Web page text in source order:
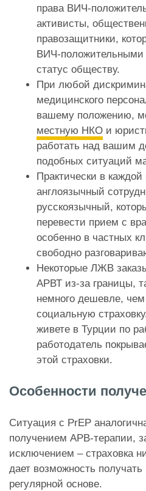
права ВИЧ-
активисты,
правозащитники,
ВИЧ-положительными
статус обществу.
При любой
медицинского
вашему положению,
местную НКО и
работать над вашим
подобных ситуаций
Практически в каждой
англоязычный
русскоязычный,
перевести прием с
особенно в частных
свободно
Некоторые ЛЖВ
АРВТ из-за границы,
немного дешевле, чем
социальную
живете в Турции по
работодатель
этой страховки.
Особенности
Ситуация с PrEP
получением АРВ-терапии,
исключением – страховка
дает возможность
регулярной основе.